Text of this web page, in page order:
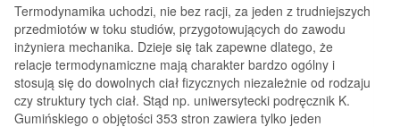
Termodynamika uchodzi, nie bez racji, za jeden z trudniejszych
przedmiotów w toku studiów, przygotowujących do zawodu
inżyniera mechanika. Dzieje się tak zapewne dlatego, że
relacje termodynamiczne mają charakter bardzo ogólny i
stosują się do dowolnych ciał fizycznych niezależnie od rodzaju
czy struktury tych ciał. Stąd np. uniwersytecki podręcznik K.
Gumińskiego o objętości 353 stron zawiera tylko jeden